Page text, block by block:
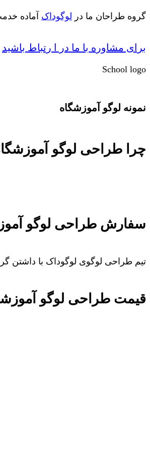
گروه طراحان ما در لوگوداک آماده
برای مشاوره با ما در ا رتباط باشید
School logo
نمونه لوگو آموزشگاه
چرا طراحی لوگو
سفارش طراحی لوگو
تیم طراحی لوگوی لوگوداک با داشتن
قیمت طراحی لوگو